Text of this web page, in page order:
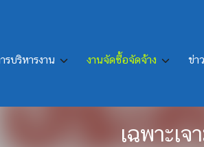
รบริหารงาน งานจัดซื้อจัดจ้าง ข่า
เสนอราคาจัดซื้อม้าหิ
เฉพาะเจ